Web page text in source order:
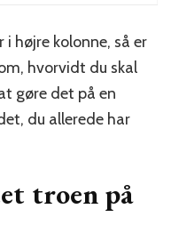
i højre kolonne, så er
hvorvidt du skal
gøre det på en
du allerede har
troen på